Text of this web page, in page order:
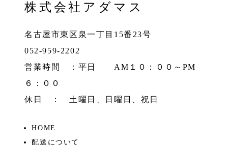
株式会社アダマス
名古屋市東区泉一丁目15番23号
052-959-2202
営業時間 ：平日 AM１０：００～PM
６：００
休日 ： 土曜日、日曜日、祝日
HOME
配送について